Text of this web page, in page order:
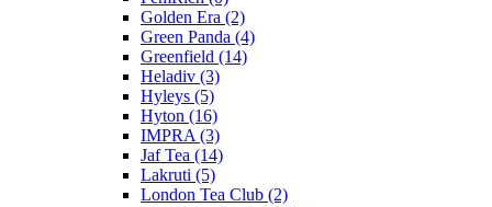
Golden Era (2)
Green Panda (4)
Greenfield (14)
Heladiv (3)
Hyleys (5)
Hyton (16)
IMPRA (3)
Jaf Tea (14)
Lakruti (5)
London Tea Club (2)